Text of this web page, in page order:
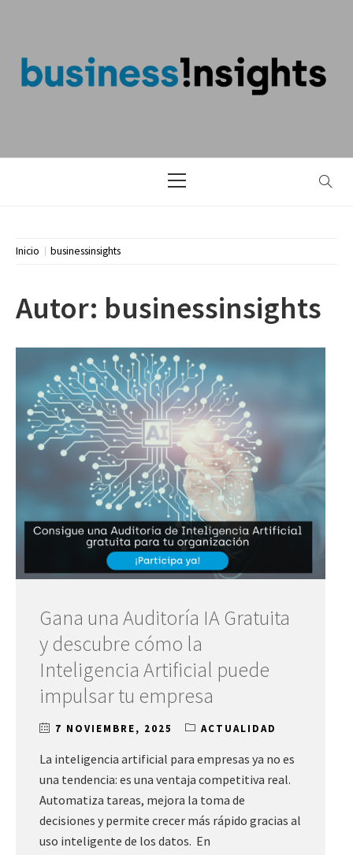
BLOG DE
INSIGHTS
principal
Inicio businessinsights
Autor: businessinsights
Gana una Auditoría IA Gratuita
y descubre cómo la
Inteligencia Artificial puede
impulsar tu empresa
7 NOVIEMBRE, 2025 ACTUALIDAD
La inteligencia artificial para empresas ya no es
una tendencia: es una ventaja competitiva real.
Automatiza tareas, mejora la toma de
decisiones y permite crecer más rápido gracias al
uso inteligente de los datos. En